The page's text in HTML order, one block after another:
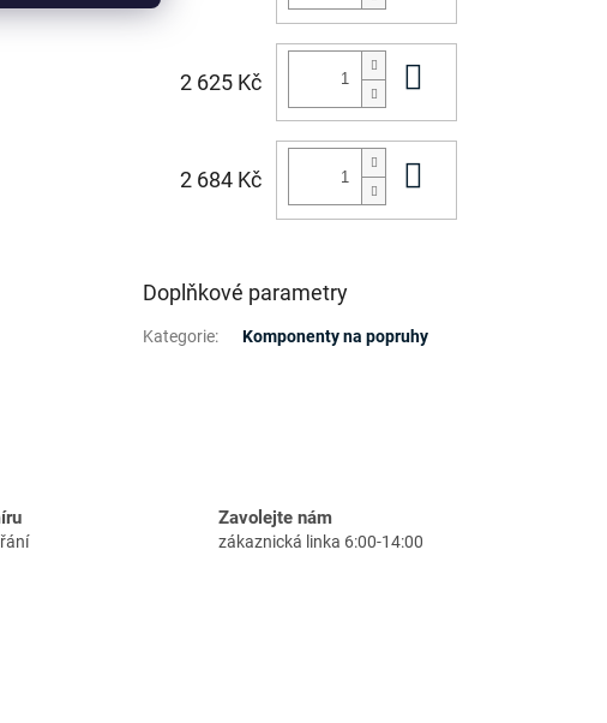
2 625 Kč
2 684 Kč
Doplňkové parametry
Kategorie: Komponenty na popruhy
Zavolejte nám
zákaznická linka 6:00-14:00